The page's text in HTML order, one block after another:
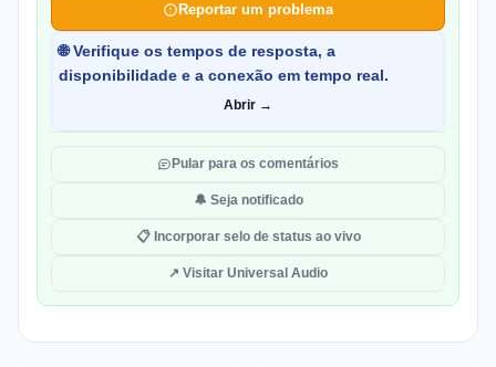
Reportar um problema
🌐 Verifique os tempos de resposta, a
disponibilidade e a conexão em tempo real.
Abrir →
Pular para os comentários
🔔 Seja notificado
📋 Incorporar selo de status ao vivo
↗ Visitar Universal Audio